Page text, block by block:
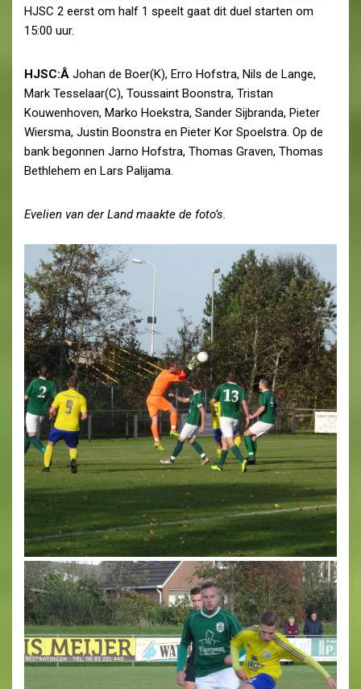
HJSC 2 eerst om half 1 speelt gaat dit duel starten om
15:00 uur.
HJSC:Â Johan de Boer(K), Erro Hofstra, Nils de Lange,
Mark Tesselaar(C), Toussaint Boonstra, Tristan
Kouwenhoven, Marko Hoekstra, Sander Sijbranda, Pieter
Wiersma, Justin Boonstra en Pieter Kor Spoelstra. Op de
bank begonnen Jarno Hofstra, Thomas Graven, Thomas
Bethlehem en Lars Palijama.
Evelien van der Land maakte de foto’s.